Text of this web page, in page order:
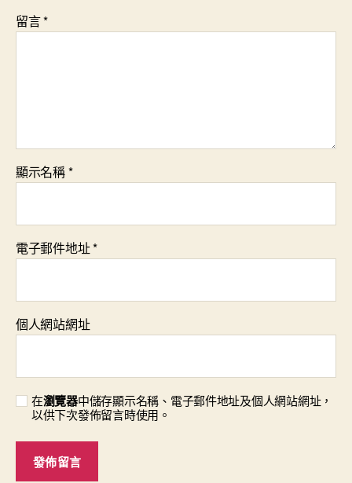
留言*
顯示名稱*
電子郵件地址*
個人網站網址
在瀏覽器中儲存顯示名稱、電子郵件地址及個人網站網址，
以供下次發佈留言時使用。